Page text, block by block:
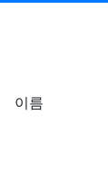
이름